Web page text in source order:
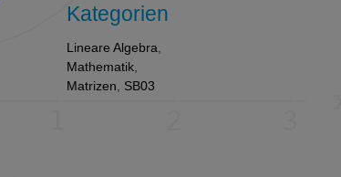
Kategorien
Lineare Algebra
Mathematik
Matrizen
SB03